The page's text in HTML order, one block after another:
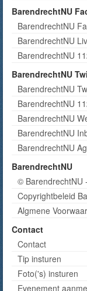
BarendrechtNU
BarendrechtNU
BarendrechtNU
BarendrechtNU
BarendrechtNU
BarendrechtNU
BarendrechtNU
BarendrechtNU
BarendrechtNU
BarendrechtNU
BarendrechtNU
© BarendrechtNU
Copyrightbeleid
Algmene
Contact
Contact
Tip insturen
Foto('s) insturen
Evenement